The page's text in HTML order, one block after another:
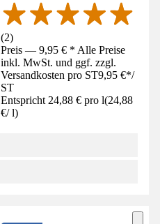
(2)
Preis — 9,95 € * Alle Preise
inkl. MwSt. und ggf. zzgl.
Versandkosten pro ST9,95 €*/
ST
Entspricht 24,88 € pro l(24,88
€/ l)